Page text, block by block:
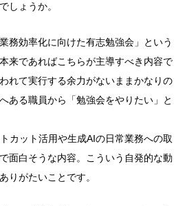
しょうか。
務効率化に向けた有志勉強会」という
来であればこちらが主導すべき内容で
れて実行する余力がないままかなりの
ある職員から「勉強会をやりたい」と
カット活用や生成AIの日常業務への取
面白そうな内容。こういう自発的な動
りがたいことです。